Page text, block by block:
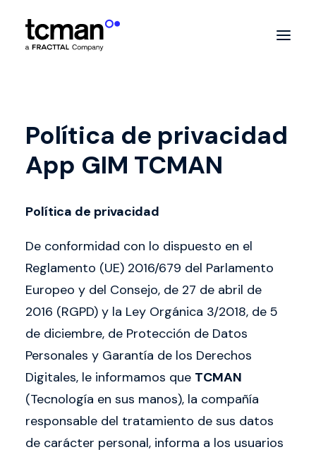
Inicio
GIM v11
Tcman
Telemetría
Clientes
Contacto
FRACTTAL adquiere TCMAN |
Ver más detalles de la noticia
Política de privacidad
App GIM TCMAN
Política de privacidad
De conformidad con lo dispuesto en el
Reglamento (UE) 2016/679 del Parlamento
Europeo y del Consejo, de 27 de abril de
2016 (RGPD) y la Ley Orgánica 3/2018, de 5
de diciembre, de Protección de Datos
Personales y Garantía de los Derechos
Digitales, le informamos que TCMAN
(Tecnología en sus manos), la compañía
responsable del tratamiento de sus datos
de carácter personal, informa a los usuarios